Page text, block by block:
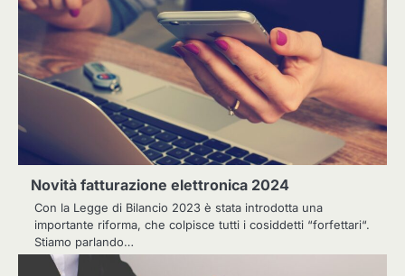
Novità fatturazione elettronica 2024
Con la Legge di Bilancio 2023 è stata introdotta una
importante riforma, che colpisce tutti i cosiddetti “forfettari“.
Stiamo parlando…